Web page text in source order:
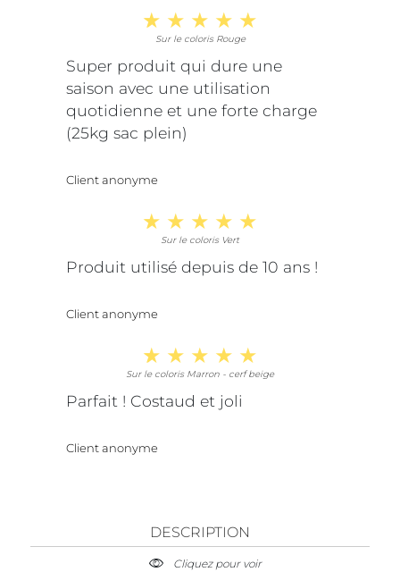
Sur le coloris Rouge
Super produit qui dure une
saison avec une utilisation
quotidienne et une forte charge
(25kg sac plein)
Client anonyme
Sur le coloris Vert
Produit utilisé depuis de 10 ans !
Client anonyme
Sur le coloris Marron - cerf beige
Parfait ! Costaud et joli
Client anonyme
DESCRIPTION
Cliquez pour voir